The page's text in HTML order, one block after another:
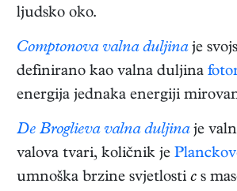
ljudsko oko.
Comptonova valna duljinaje
definirano kao valna duljina
energija jednaka energiji
De Broglieva valna duljinaje
valova tvari, količnik je
umnoška brzine svjetlosti c s